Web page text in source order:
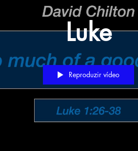
Luke
Reproduzir vídeo